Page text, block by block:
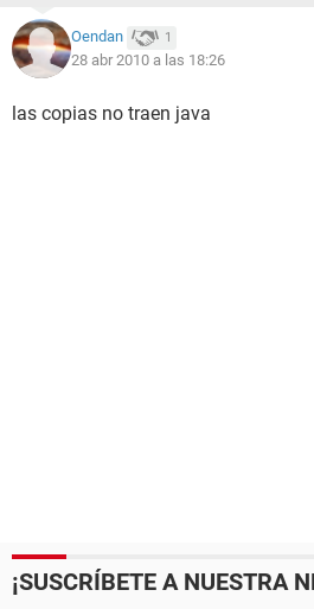
Oendan 1
28 abr 2010 a las 18:26
las copias no traen java
¡SUSCRÍBETE A NUESTRA